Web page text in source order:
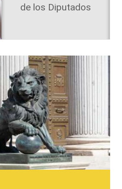
de los Diputados